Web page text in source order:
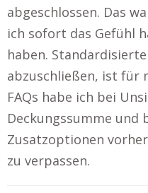
abgeschlossen. Das
ich sofort das Gefühl
haben.
abzuschließen, ist für
FAQs habe ich bei
Deckungssumme und
Zusatzoptionen
zu verpassen.